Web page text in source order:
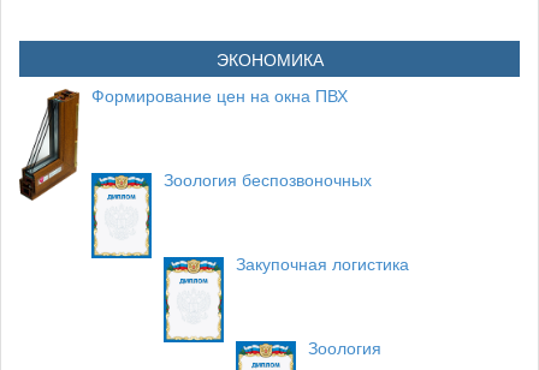
ЭКОНОМИКА
Формирование цен на окна ПВХ
Зоология беспозвоночных
Закупочная логистика
Зоология